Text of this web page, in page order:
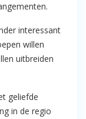
interessant
willen
uitbreiden
geliefde
in de regio